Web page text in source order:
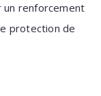
renforcement
protection de